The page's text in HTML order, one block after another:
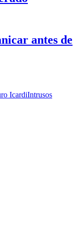
antes de
IcardiIntrusos